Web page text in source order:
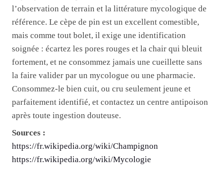
l’observation de terrain et la littérature mycologique de
référence. Le cèpe de pin est un excellent comestible,
mais comme tout bolet, il exige une identification
soignée : écartez les pores rouges et la chair qui bleuit
fortement, et ne consommez jamais une cueillette sans
la faire valider par un mycologue ou une pharmacie.
Consommez-le bien cuit, ou cru seulement jeune et
parfaitement identifié, et contactez un centre antipoison
après toute ingestion douteuse.
Sources :
https://fr.wikipedia.org/wiki/Champignon
https://fr.wikipedia.org/wiki/Mycologie